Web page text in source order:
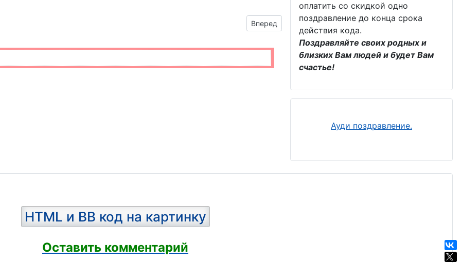
на 29 лет Следующий материал: оформить информационный стенд
Вперед
оплатить со скидкой одно
поздравление до конца срока
действия кода.
Поздравляйте своих родных и
близких Вам людей и будет Вам
счастье!
Ауди поздравление.
HTML и BB код на картинку
Оставить комментарий